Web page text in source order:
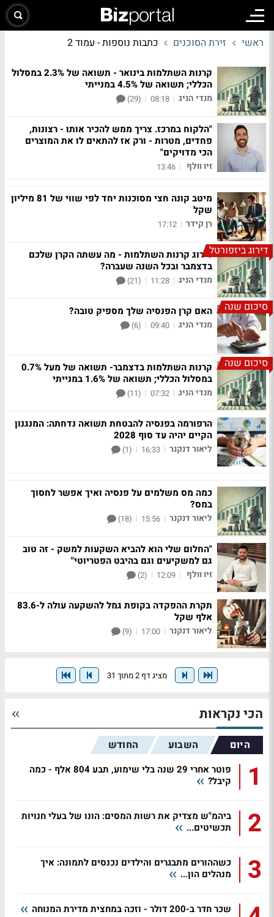
ראשי זירת הסוכנים כתבות נוספות - עמוד 2
קרנות השתלמות בינואר - תשואה של 2.3% במסלול
הכללי; תשואה של 4.5% במנייתי
מנדי הניג |
08:18
|
(29)
"הלקוח במרכז. צריך ממש להכיר אותו - רצונות,
פחדים, מטרות - ורק אז להתאים לו את המוצרים
הכי מדויקים"
זיו וולף |
13:46
מיטב קונה חצי מסוכנות יחד לפי שווי של 81 מיליון
שקל
רן קידר |
17:12
דירוג ביזפורטלדירוג קרנות השתלמות - מה עשתה הקרן שלכם
בדצמבר ובכל השנה שעברה?
מנדי הניג |
11:28
|
(21)
סיכום שנה האם קרן הפנסיה שלך מספיק טובה?
מנדי הניג |
09:40
|
(6)
סיכום שנה
קרנות השתלמות בדצמבר- תשואה של מעל 0.7%
במסלול הכללי; תשואה של 1.6% במנייתי
מנדי הניג |
07:32
|
(11)
הרפורמה בפנסיה להבטחת תשואה נדחתה: המנגנון
הקיים יהיה עד סוף 2028
ליאור דנקנר |
16:33
|
(1)
כמה מס משלמים על פנסיה ואיך אפשר לחסוך
במס?
ליאור דנקנר |
15:56
|
(18)
"החלום שלי הוא להביא השקעות למשק - זה טוב
גם למשקיעים וגם בהיבט הפטריוטי"
זיו וולף |
12:09
|
(2)
תקרת ההפקדה בקופת גמל להשקעה עולה ל-83.6
אלף שקל
ליאור דנקנר |
17:00
|
(9)
מציג דף 2 מתוך 31
הכי נקראות
היום השבוע החודש
1
פוטר אחרי 29 שנה בלי שימוע, תבע 804 אלף - כמה
קיבל?
2
ביהמ"ש מצדיק את רשות המסים: הונו של בעלי חנויות
תכשיטים...
3
כשההורים מתבגרים והילדים נכנסים לתמונה: איך
מנהלים הון...
שכר חדר ב-200 דולר - וזכה במחצית מדירת המנוחה